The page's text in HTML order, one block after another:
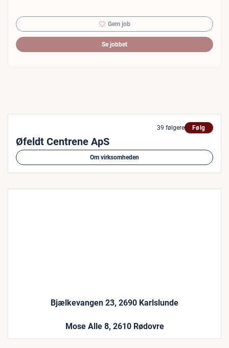
Gem job
Se jobbet
39 følgere Følg
Øfeldt Centrene ApS
Om virksomheden
Bjælkevangen 23, 2690 Karlslunde
Mose Alle 8, 2610 Rødovre